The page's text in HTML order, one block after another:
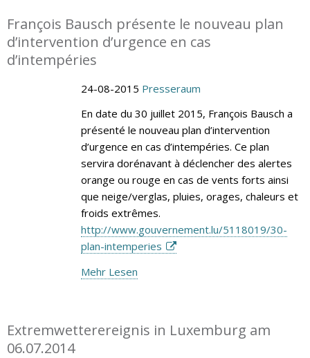
François Bausch présente le nouveau plan
d’intervention d’urgence en cas
d’intempéries
24-08-2015 Presseraum
En date du 30 juillet 2015, François Bausch a
présenté le nouveau plan d’intervention
d’urgence en cas d’intempéries. Ce plan
servira dorénavant à déclencher des alertes
orange ou rouge en cas de vents forts ainsi
que neige/verglas, pluies, orages, chaleurs et
froids extrêmes.
http://www.gouvernement.lu/5118019/30-
plan-intemperies
Mehr Lesen
Extremwetterereignis in Luxemburg am
06.07.2014